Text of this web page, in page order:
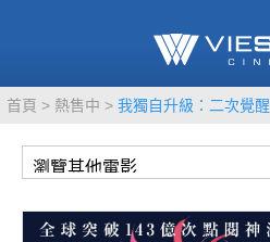
首頁 熱售中 我獨自升級：二次覺醒